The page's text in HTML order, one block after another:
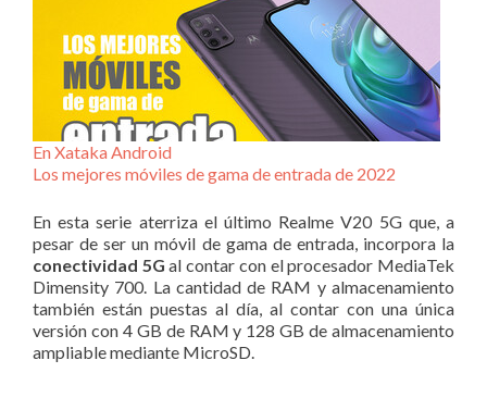
En Xataka Android
Los mejores móviles de gama de entrada de 2022
En esta serie aterriza el último Realme V20 5G que, a
pesar de ser un móvil de gama de entrada, incorpora la
conectividad 5G al contar con el procesador MediaTek
Dimensity 700. La cantidad de RAM y almacenamiento
también están puestas al día, al contar con una única
versión con 4 GB de RAM y 128 GB de almacenamiento
ampliable mediante MicroSD.